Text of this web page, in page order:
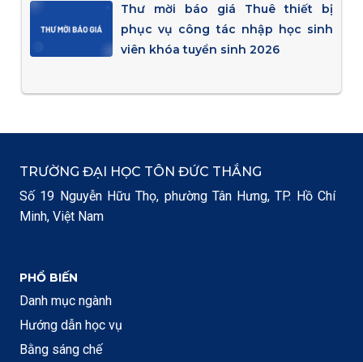
Thư mời báo giá Thuê thiết bị
phục vụ công tác nhập học sinh
viên khóa tuyển sinh 2026
TRƯỜNG ĐẠI HỌC TÔN ĐỨC THẮNG
Số 19 Nguyễn Hữu Thọ, phường Tân Hưng, TP. Hồ Chí
Minh, Việt Nam
PHỔ BIẾN
Danh mục ngành
Hướng dẫn học vụ
Bằng sáng chế